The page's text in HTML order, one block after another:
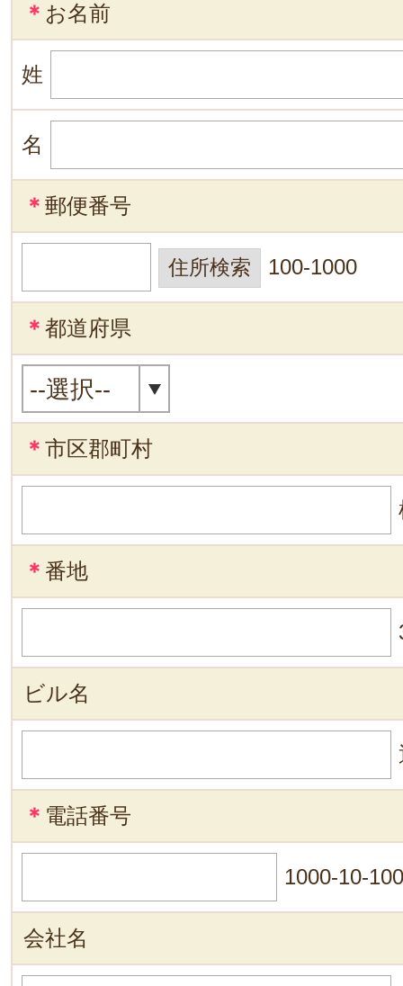
＊ お名前
姓
名
＊ 郵便番号
100-1000
＊ 都道府県
＊ 市区郡町村
＊ 番地
ビル名
＊ 電話番号
1000-10-
会社名